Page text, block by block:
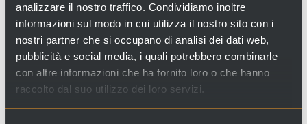
analizzare il nostro traffico. Condividiamo inoltre
informazioni sul modo in cui utilizza il nostro sito con i
nostri partner che si occupano di analisi dei dati web,
pubblicità e social media, i quali potrebbero combinarle
con altre informazioni che ha fornito loro o che hanno
raccolto dal suo utilizzo dei loro servizi.
Per
informazioni e visite guidate
(gratuite) della
Torre Massimilianaè possibile rivolgersi
all'Istituzione Parco della Laguna di Venezia
all'Associazione culturale Il Lato Azzurroche ha
sede nell'isola e che durante l'estate, oltre a
noleggiare biciclette e canoe, promuove attività e